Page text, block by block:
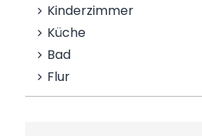
Kinderzimmer
Küche
Bad
Flur